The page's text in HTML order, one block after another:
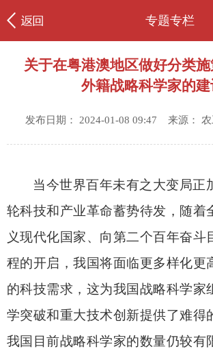
专题专栏
关于在粤港澳地区做好分类
外籍战略科学家的建
发布日期： 2024-01-08 09:47 来源：
当今世界百年未有之大变局正
轮科技和产业革命蓄势待发，随着
义现代化国家、向第二个百年奋斗
程的开启，我国将面临更多样化更
的科技需求，这为我国战略科学家
学突破和重大技术创新提供了难得
我国目前战略科学家的数量仍较有